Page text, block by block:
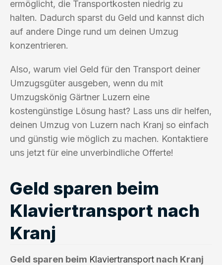
ermöglicht, die Transportkosten niedrig zu
halten. Dadurch sparst du Geld und kannst dich
auf andere Dinge rund um deinen Umzug
konzentrieren.
Also, warum viel Geld für den Transport deiner
Umzugsgüter ausgeben, wenn du mit
Umzugskönig Gärtner Luzern eine
kostengünstige Lösung hast? Lass uns dir helfen,
deinen Umzug von Luzern nach Kranj so einfach
und günstig wie möglich zu machen. Kontaktiere
uns jetzt für eine unverbindliche Offerte!
Geld sparen beim
Klaviertransport nach
Kranj
Geld sparen beim Klaviertransport nach Kranj